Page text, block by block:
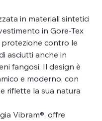
in materiali sintetici
in Gore-Tex
protezione contro le
asciutti anche in
fangosi. Il design è
e moderno, con
riflette la sua natura
Vibram®, offre